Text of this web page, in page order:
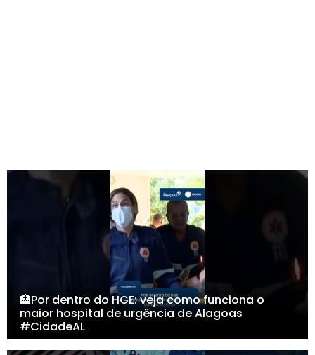
🏥Por dentro do HGE: veja como funciona o
maior hospital de urgência de Alagoas
#CidadeAL